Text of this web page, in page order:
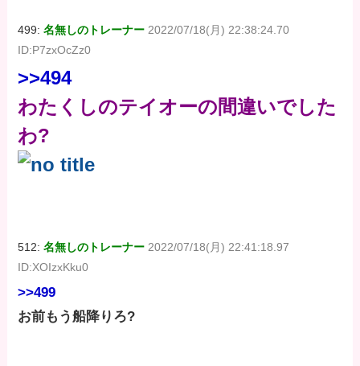
499:名無しのトレーナー 2022/07/18(月) 22:38:24.70
ID:P7zxOcZz0
>>494
わたくしのテイオーの間違いでした
わ?
512:名無しのトレーナー 2022/07/18(月) 22:41:18.97
ID:XOIzxKku0
>>499
お前もう船降りろ?